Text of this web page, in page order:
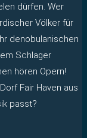
dürfen. Wer
Völker für
denobulanischen
Schlager
hören Opern!
Fair Haven aus
passt?